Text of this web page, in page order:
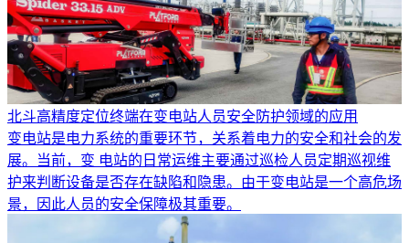
北斗高精度定位终端在变电站人员安全防护领域的应用
变电站是电力系统的重要环节，关系着电力的安全和社会的发
展。当前，变 电站的日常运维主要通过巡检人员定期巡视维
护来判断设备是否存在缺陷和隐患。由于变电站是一个高危场
景，因此人员的安全保障极其重要。